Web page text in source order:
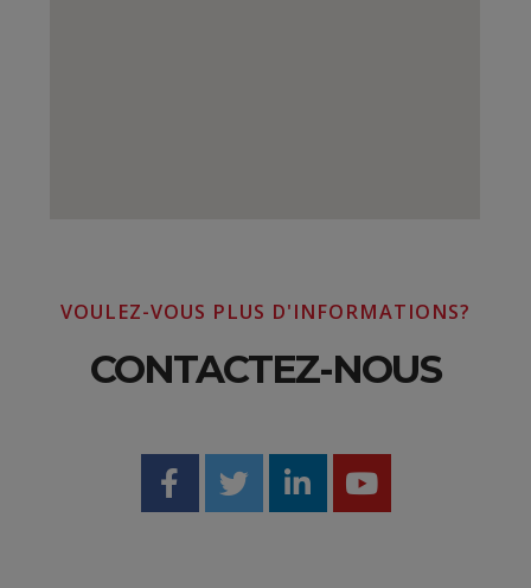
VOULEZ-VOUS PLUS D'INFORMATIONS?
CONTACTEZ-NOUS